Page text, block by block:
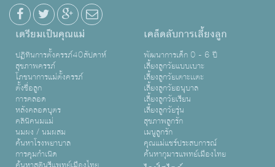
เตรียมเป็นคุณแม่
ปฏิทินการตั้งครรภ์40สัปดาห์
สุขภาพครรภ์
โภชนาการแม่ตั้งครรภ์
ตั้งชื่อลูก
การคลอด
หลังคลอดบุตร
คลินิคนมแม่
นมผง / นมผสม
ค้นหาโรงพยาบาล
การคุมกำเนิด
เคล็ดลับการเลี้ยงลูก
พัฒนาการเด็ก 0 - 6 ปี
เลี้ยงลูกวัยแบบเบาะ
เลี้ยงลูกวัยเตาะเเตะ
เลี้ยงลูกวัยอนุบาล
เลี้ยงลูกวัยเรียน
เลี้ยงลูกวัยรุ่น
สุขภาพลูกรัก
เมนูลูกรัก
คุณแม่แชร์ประสบการณ์
ค้นหากุมารแพทย์เมืองไทย